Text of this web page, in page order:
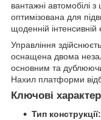
вантажні автомобілі
оптимізована для
щоденній інтенсивній
Управління
оснащена двома
основним та
Нахил платформи
Ключові
Тип конструкції: